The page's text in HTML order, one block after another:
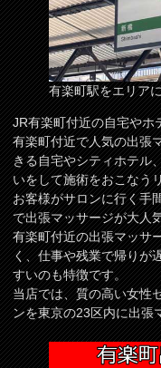
有楽町駅をエリア
JR有楽町付近の自宅やホ
有楽町付近で人気の出張
きる自宅やシティホテル
いをして施術をおこなう
お客様がサロンに行く手
で出張マッサージが大人
有楽町付近の出張マッサ
く、仕事や残業で帰りが
すいのも特徴です。
当店では、質の高い女性
ンを東京の23区内に出張